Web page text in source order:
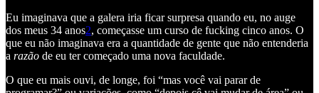
Eu imaginava que a galera iria ficar surpresa quando eu, no auge
dos meus 34 anos2, começasse um curso de fucking cinco anos. O
que eu não imaginava era a quantidade de gente que não entenderia
a razão de eu ter começado uma nova faculdade.
O que eu mais ouvi, de longe, foi “mas você vai parar de